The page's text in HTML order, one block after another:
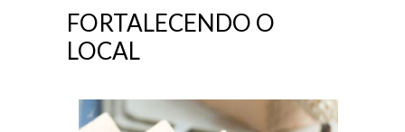
FORTALECENDO O
LOCAL